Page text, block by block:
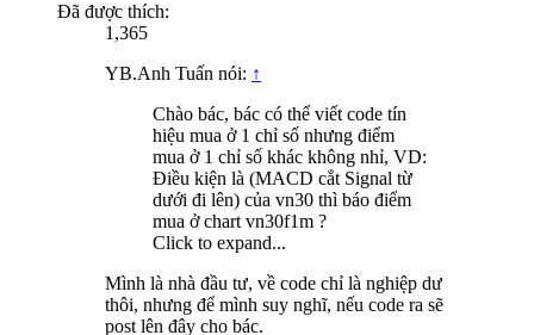
Đã được thích:
1,365
YB.Anh Tuấn nói: ↑
Chào bác, bác có thể viết code tín
hiệu mua ở 1 chỉ số nhưng điểm
mua ở 1 chỉ số khác không nhỉ, VD:
Điều kiện là (MACD cắt Signal từ
dưới đi lên) của vn30 thì báo điểm
mua ở chart vn30f1m ?
Click to expand...
Mình là nhà đầu tư, về code chỉ là nghiệp dư
thôi, nhưng để mình suy nghĩ, nếu code ra sẽ
post lên đây cho bác.